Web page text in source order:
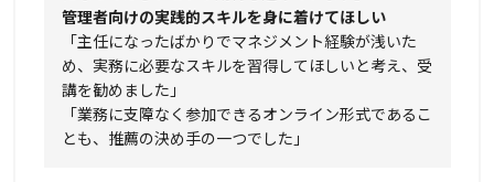
管理者向けの実践的スキルを身に着けてほしい
「主任になったばかりでマネジメント経験が浅いた
め、実務に必要なスキルを習得してほしいと考え、受
講を勧めました」
「業務に支障なく参加できるオンライン形式であるこ
とも、推薦の決め手の一つでした」